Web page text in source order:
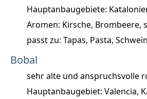
Hauptanbaugebiete:
Aromen: Kirsche, Brombeere,
passt zu: Tapas, Pasta, Schwein
Bobal
sehr alte und anspruchsvolle
Hauptanbaugebiet: Valencia,